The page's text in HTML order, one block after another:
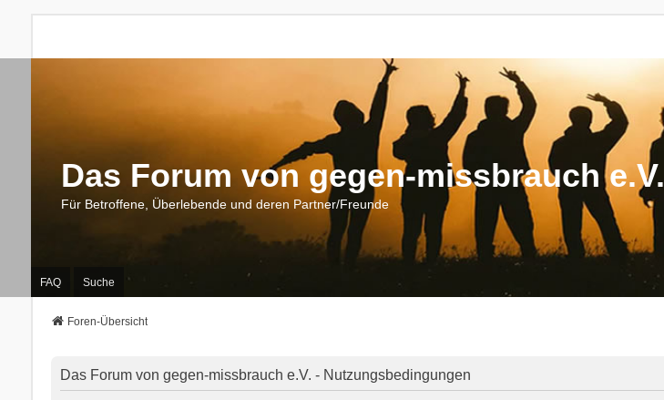
Das Forum von gegen-missbrauch e.V.
Für Betroffene, Überlebende und deren Partner/Freunde
FAQ Suche
Foren-Übersicht
Das Forum von gegen-missbrauch e.V. - Nutzungsbedingungen